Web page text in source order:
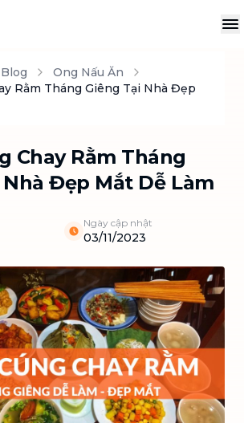
Blog
Ong Nấu Ăn
Rằm Tháng Giêng Tại Nhà Đẹp
Chay Rằm Tháng
Đẹp Mắt Dễ Làm
Ngày cập nhật
03/11/2023